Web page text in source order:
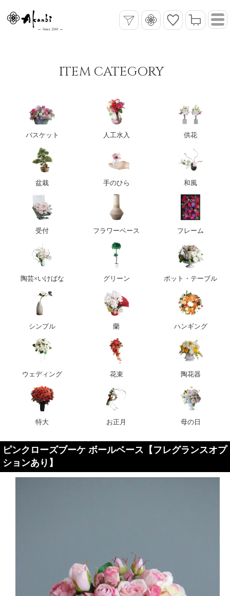
ITEM CATEGORY
バスケット 人工水入 供花
盆栽 手のひら 和風
受付 フラワーベース フレーム
陶芸×いけばな グリーン ポット・テーブル
シンプル 蘭 ハンギング
ウェディング 花束 陶花器
特大 お正月 母の日
ピンクローズブーケ ボールベース【フレグランスオプ
ションあり】